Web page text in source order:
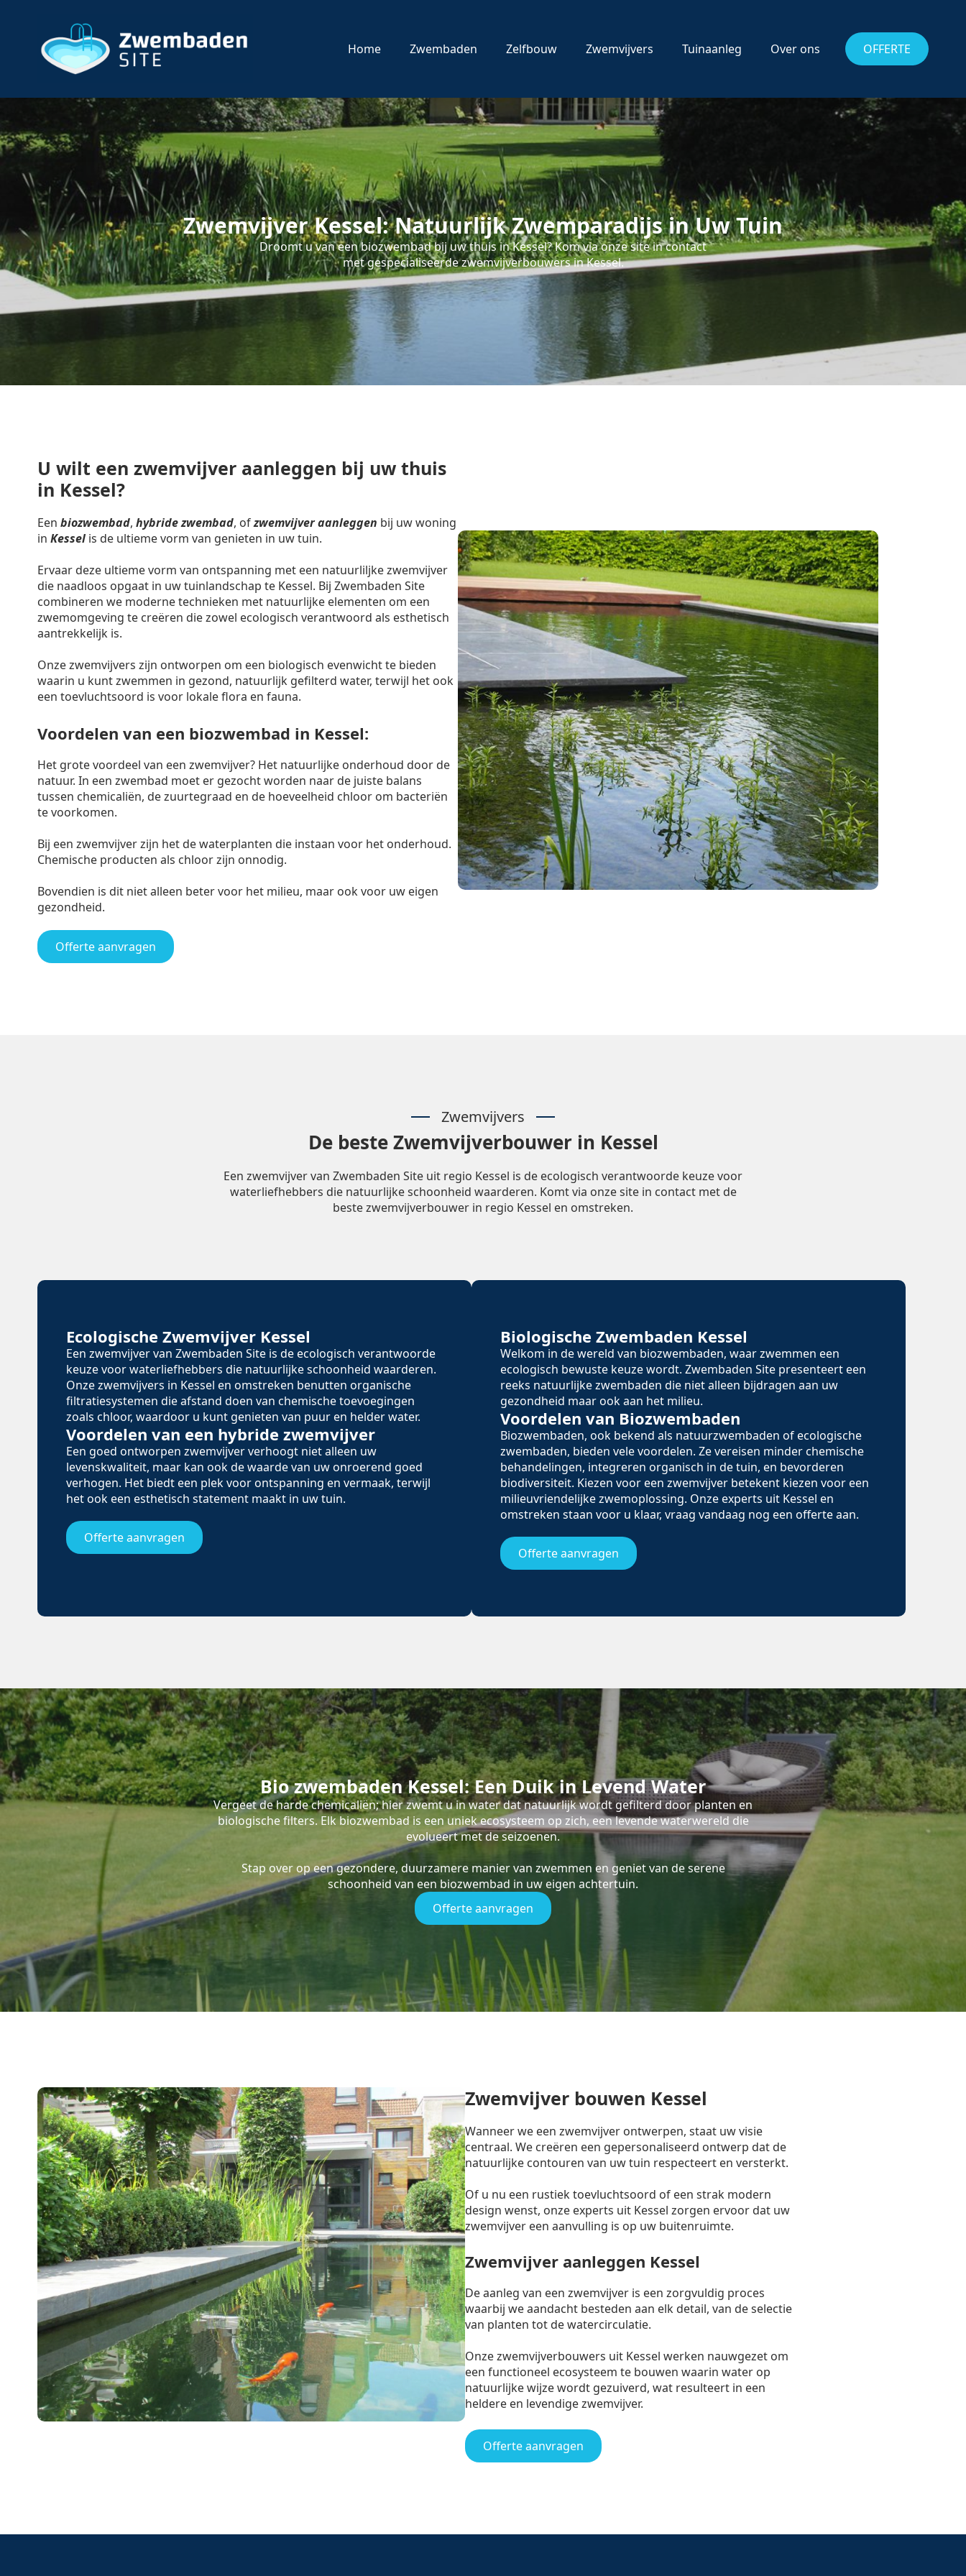
Home Zwembaden Zelfbouw Zwemvijvers Tuinaanleg Over ons OFFERTE
Zwemvijver Kessel: Natuurlijk Zwemparadijs in Uw Tuin
Droomt u van een biozwembad bij uw thuis in Kessel? Kom via onze site in contact
met gespecialiseerde zwemvijverbouwers in Kessel.
U wilt een zwemvijver aanleggen bij uw thuis
in Kessel?
Een biozwembad, hybride zwembad, ofzwemvijver aanleggen bij uw woning
in Kessel is de ultieme vorm van genieten in uw tuin.
Ervaar deze ultieme vorm van ontspanning met een natuurliljke zwemvijver
die naadloos opgaat in uw tuinlandschap te Kessel. Bij Zwembaden Site
combineren we moderne technieken met natuurlijke elementen om een
zwemomgeving te creëren die zowel ecologisch verantwoord als esthetisch
aantrekkelijk is.
Onze zwemvijvers zijn ontworpen om een biologisch evenwicht te bieden
waarin u kunt zwemmen in gezond, natuurlijk gefilterd water, terwijl het ook
een toevluchtsoord is voor lokale flora en fauna.
Voordelen van een biozwembad in Kessel:
Het grote voordeel van een zwemvijver? Het natuurlijke onderhoud door de
natuur. In een zwembad moet er gezocht worden naar de juiste balans
tussen chemicaliën, de zuurtegraad en de hoeveelheid chloor om bacteriën
te voorkomen.
Bij een zwemvijver zijn het de waterplanten die instaan voor het onderhoud.
Chemische producten als chloor zijn onnodig.
Bovendien is dit niet alleen beter voor het milieu, maar ook voor uw eigen
gezondheid.
Offerte aanvragen
Zwemvijvers
De beste Zwemvijverbouwer in Kessel
Een zwemvijver van Zwembaden Site uit regio Kessel is de ecologisch verantwoorde keuze voor
waterliefhebbers die natuurlijke schoonheid waarderen. Komt via onze site in contact met de
beste zwemvijverbouwer in regio Kessel en omstreken.
Ecologische Zwemvijver Kessel
Een zwemvijver van Zwembaden Site is de ecologisch verantwoorde
keuze voor waterliefhebbers die natuurlijke schoonheid waarderen.
Onze zwemvijvers in Kessel en omstreken benutten organische
filtratiesystemen die afstand doen van chemische toevoegingen
zoals chloor, waardoor u kunt genieten van puur en helder water.
Voordelen van een hybride zwemvijver
Een goed ontworpen zwemvijver verhoogt niet alleen uw
levenskwaliteit, maar kan ook de waarde van uw onroerend goed
verhogen. Het biedt een plek voor ontspanning en vermaak, terwijl
het ook een esthetisch statement maakt in uw tuin.
Offerte aanvragen
Biologische Zwembaden Kessel
Welkom in de wereld van biozwembaden, waar zwemmen een
ecologisch bewuste keuze wordt. Zwembaden Site presenteert een
reeks natuurlijke zwembaden die niet alleen bijdragen aan uw
gezondheid maar ook aan het milieu.
Voordelen van Biozwembaden
Biozwembaden, ook bekend als natuurzwembaden of ecologische
zwembaden, bieden vele voordelen. Ze vereisen minder chemische
behandelingen, integreren organisch in de tuin, en bevorderen
biodiversiteit. Kiezen voor een zwemvijver betekent kiezen voor een
milieuvriendelijke zwemoplossing. Onze experts uit Kessel en
omstreken staan voor u klaar, vraag vandaag nog een offerte aan.
Offerte aanvragen
Bio zwembaden Kessel: Een Duik in Levend Water
Vergeet de harde chemicaliën; hier zwemt u in water dat natuurlijk wordt gefilterd door planten en
biologische filters. Elk biozwembad is een uniek ecosysteem op zich, een levende waterwereld die
evolueert met de seizoenen.
Stap over op een gezondere, duurzamere manier van zwemmen en geniet van de serene
schoonheid van een biozwembad in uw eigen achtertuin.
Offerte aanvragen
Zwemvijver bouwen Kessel
Wanneer we een zwemvijver ontwerpen, staat uw visie
centraal. We creëren een gepersonaliseerd ontwerp dat de
natuurlijke contouren van uw tuin respecteert en versterkt.
Of u nu een rustiek toevluchtsoord of een strak modern
design wenst, onze experts uit Kessel zorgen ervoor dat uw
zwemvijver een aanvulling is op uw buitenruimte.
Zwemvijver aanleggen Kessel
De aanleg van een zwemvijver is een zorgvuldig proces
waarbij we aandacht besteden aan elk detail, van de selectie
van planten tot de watercirculatie.
Onze zwemvijverbouwers uit Kessel werken nauwgezet om
een functioneel ecosysteem te bouwen waarin water op
natuurlijke wijze wordt gezuiverd, wat resulteert in een
heldere en levendige zwemvijver.
Offerte aanvragen